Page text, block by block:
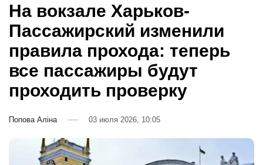
На вокзале Харьков-
Пассажирский изменили
правила прохода: теперь
все пассажиры будут
проходить проверку
Попова Аліна 03 июля 2026, 10:05